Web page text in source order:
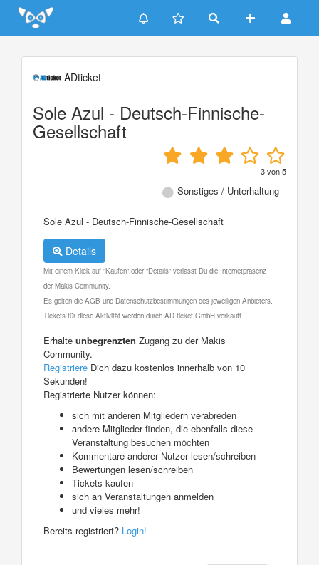
Update cookies preferences
ADticket
Sole Azul - Deutsch-Finnische-
Gesellschaft
3von5
Sonstiges / Unterhaltung
Sole Azul - Deutsch-Finnische-Gesellschaft
Details
Mit einem Klick auf "Kaufen" oder "Details" verlässt Du die Internetpräsenz
der Makis Community.
Es gelten die AGB und Datenschutzbestimmungen des jeweiligen Anbieters.
Tickets für diese Aktivität werden durch AD ticket GmbH verkauft.
Erhalte unbegrenzten Zugang zu der Makis
Community.
Registriere Dich dazu kostenlos innerhalb von 10
Sekunden!
Registrierte Nutzer können:
sich mit anderen Mitgliedern verabreden
andere Mitglieder finden, die ebenfalls diese
Veranstaltung besuchen möchten
Kommentare anderer Nutzer lesen/schreiben
Bewertungen lesen/schreiben
Tickets kaufen
sich an Veranstaltungen anmelden
und vieles mehr!
Bereits registriert? Login!